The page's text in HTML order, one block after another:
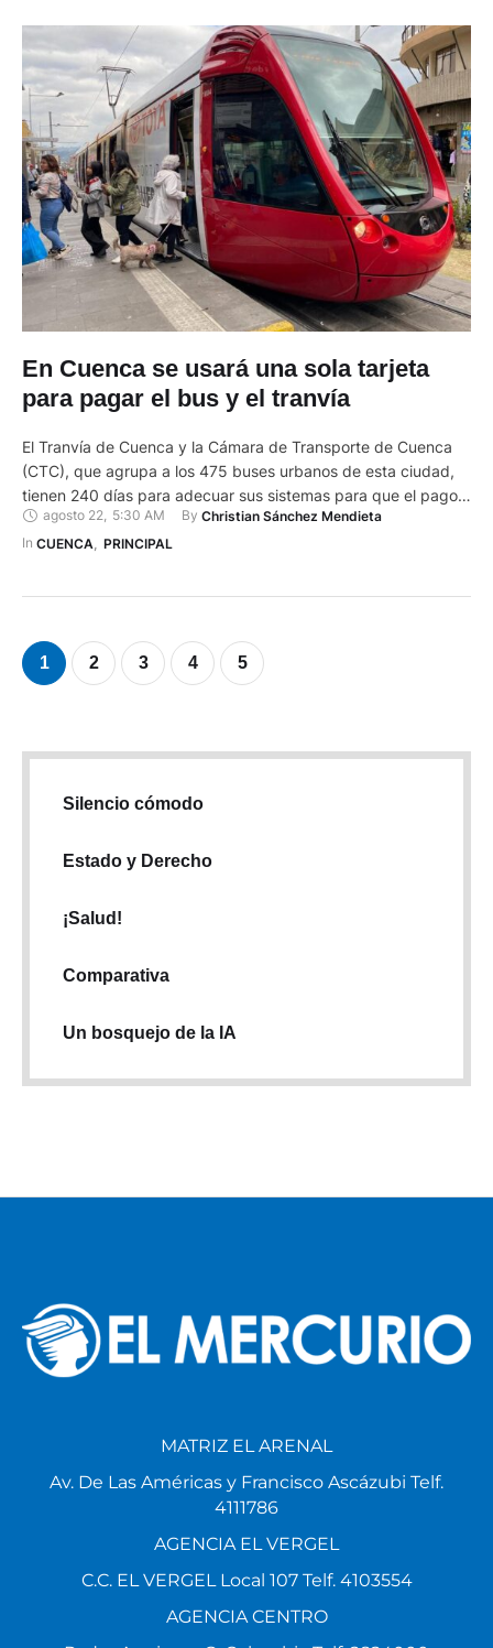
En Cuenca se usará una sola tarjeta
para pagar el bus y el tranvía
El Tranvía de Cuenca y la Cámara de Transporte de Cuenca
(CTC), que agrupa a los 475 buses urbanos de esta ciudad,
tienen 240 días para adecuar sus sistemas para que el pago
del pasaje sea con una sola tarjeta u otro medio tecnológico.
El plazo corre una vez que esté publicada en el Registro …
agosto 22, 5:30 AM By Christian Sánchez Mendieta
In CUENCA PRINCIPAL
1 2 3 4 5
Silencio cómodo
Estado y Derecho
¡Salud!
Comparativa
Un bosquejo de la IA
MATRIZ EL ARENAL
Av. De Las Américas y Francisco Ascázubi Telf.
4111786
AGENCIA EL VERGEL
C.C. EL VERGEL Local 107 Telf. 4103554
AGENCIA CENTRO